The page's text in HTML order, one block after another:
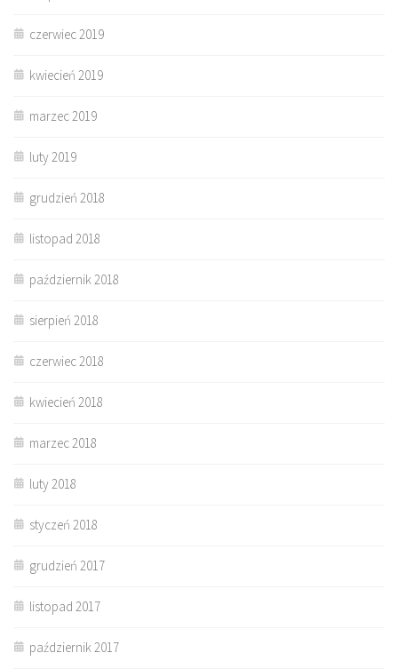
czerwiec 2019
kwiecień 2019
marzec 2019
luty 2019
grudzień 2018
listopad 2018
październik 2018
sierpień 2018
czerwiec 2018
kwiecień 2018
marzec 2018
luty 2018
styczeń 2018
grudzień 2017
listopad 2017
październik 2017